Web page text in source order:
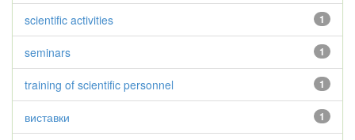
1
scientific activities
1
seminars
1
training of scientific personnel
1
виставки